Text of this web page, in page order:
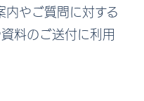
やご質問に対する
料のご送付に利用